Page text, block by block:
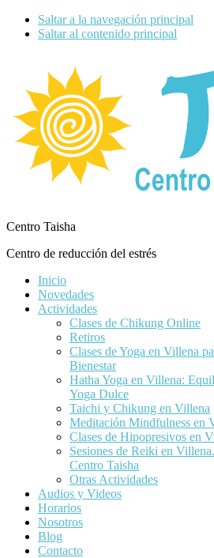
Saltar a la navegación principal
Saltar al contenido principal
Centro Taisha
Centro de reducción del estrés
Inicio
Novedades
Actividades
Clases de Chikung Online
Retiros
Clases de Yoga en Villena
Bienestar
Hatha Yoga en Villena:
Yoga Dulce
Taichi y Chikung en Villena
Meditación Mindfulness en
Clases de Hipopresivos en
Sesiones de Reiki en
Centro Taisha
Otras Actividades
Audios y Videos
Horarios
Nosotros
Blog
Contacto